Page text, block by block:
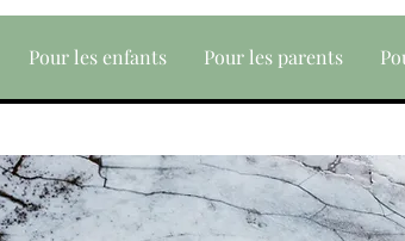
Pour les enfants Pour les parents